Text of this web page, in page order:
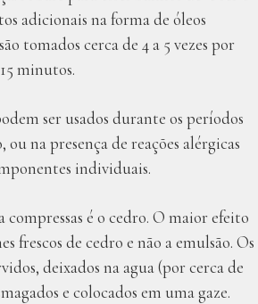
adicionais na forma de óleos
tomados cerca de 4 a 5 vezes por
minutos.
ser usados durante os períodos
ou na presença de reações alérgicas
individuais.
compressas é o cedro. O maior efeito
frescos de cedro e não a emulsão. Os
deixados na agua (por cerca de
e colocados em uma gaze.